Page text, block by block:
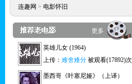
连趣网 > 电影怀旧
更多
英雄儿女 (1964)
上传： 难舍难分 被观看(17892)次
墨西哥《叶塞尼娅》（上译）